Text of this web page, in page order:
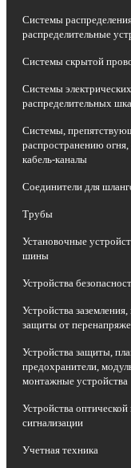
Системы
распределительные
Системы скрытой
Системы электрических
распределительных
Системы,
распространению огня,
кабель-каналы
Соединители для
Трубы
Установочные
шины
Устройства
Устройства
защиты от
Устройства защиты,
предохранители,
монтажные устройства
Устройства оптической
сигнализации
Учетная техника
Розетка силовая
•
Розетка 2-м ОП
Розетка
ВЕРНУТЬСЯ В